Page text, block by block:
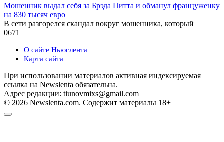
Мошенник выдал себя за Брэда Питта и обманул француженку
на 830 тысяч евро
В сети разгорелся скандал вокруг мошенника, который
0671
О сайте Ньюслента
Карта сайта
При использовании материалов активная индексируемая
ссылка на Newslenta обязательна.
Адрес редакции: tiunovmixs@gmail.com
© 2026 Newslenta.com. Содержит материалы 18+